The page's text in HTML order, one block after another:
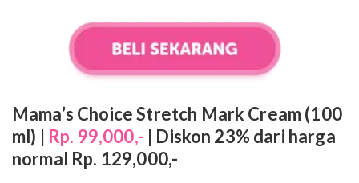
Mama’s Choice Stretch Mark Cream (100
ml) | Rp. 99,000,- | Diskon 23% dari harga
normal Rp. 129,000,-